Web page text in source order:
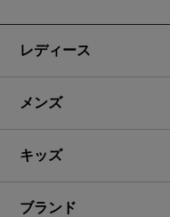
レディース
メンズ
キッズ
ブランド